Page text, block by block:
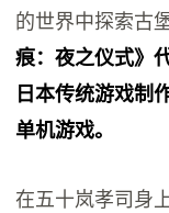
的世界中探索古
痕：夜之仪式》
日本传统游戏制
单机游戏。
在五十岚孝司身